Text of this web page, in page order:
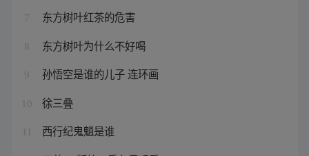
7 东方树叶红茶的危害
8 东方树叶为什么不好喝
9 孙悟空是谁的儿子 连环画
10 徐三叠
西行纪鬼魈是谁